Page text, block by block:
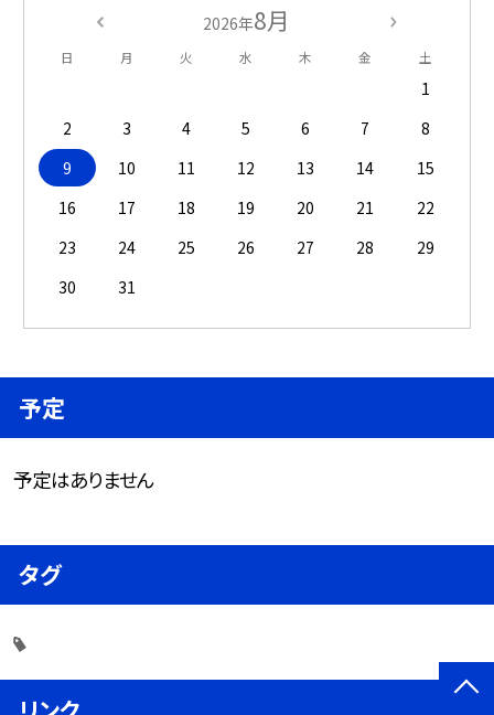
2026年8月
日 月 火 水 木 金 土
1
2
3 4 5 6 7
8
9
10 11 12 13 14
15
16
17 18 19 20 21
22
23
24 25 26 27 28
29
30
31
予定
予定はありません
タグ